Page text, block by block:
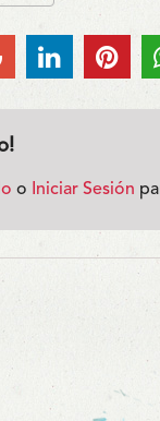
o Iniciar Sesión